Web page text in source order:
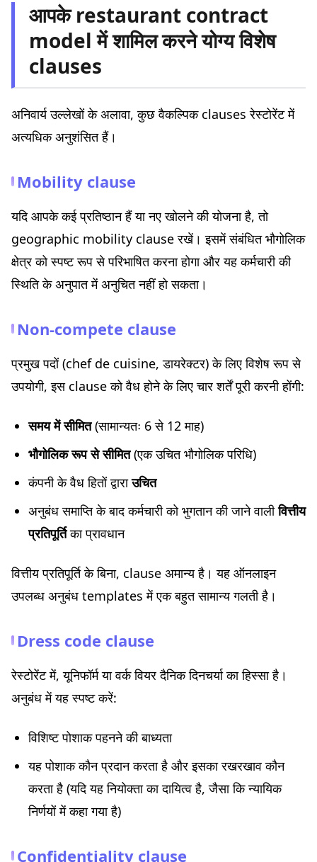
आपके restaurant contract
model में शामिल करने योग्य विशेष
clauses
अनिवार्य उल्लेखों के अलावा, कुछ वैकल्पिक clauses रेस्टोरेंट में
अत्यधिक अनुशंसित हैं।
Mobility clause
यदि आपके कई प्रतिष्ठान हैं या नए खोलने की योजना है, तो
geographic mobility clause रखें। इसमें संबंधित भौगोलिक
क्षेत्र को स्पष्ट रूप से परिभाषित करना होगा और यह कर्मचारी की
स्थिति के अनुपात में अनुचित नहीं हो सकता।
Non-compete clause
प्रमुख पदों (chef de cuisine, डायरेक्टर) के लिए विशेष रूप से
उपयोगी, इस clause को वैध होने के लिए चार शर्तें पूरी करनी होंगी:
समय में सीमित(सामान्यतः 6 से 12 माह)
भौगोलिक रूप से सीमित(एक उचित भौगोलिक परिधि)
कंपनी के वैध हितों द्वाराउचित
अनुबंध समाप्ति के बाद कर्मचारी को भुगतान की जाने वालीवित्तीय
प्रतिपूर्तिका प्रावधान
वित्तीय प्रतिपूर्ति के बिना, clause अमान्य है। यह ऑनलाइन
उपलब्ध अनुबंध templates में एक बहुत सामान्य गलती है।
Dress code clause
रेस्टोरेंट में, यूनिफॉर्म या वर्क वियर दैनिक दिनचर्या का हिस्सा है।
अनुबंध में यह स्पष्ट करें:
विशिष्ट पोशाक पहनने की बाध्यता
यह पोशाक कौन प्रदान करता है और इसका रखरखाव कौन
करता है (यदि यह नियोक्ता का दायित्व है, जैसा कि न्यायिक
निर्णयों में कहा गया है)
Confidentiality clause